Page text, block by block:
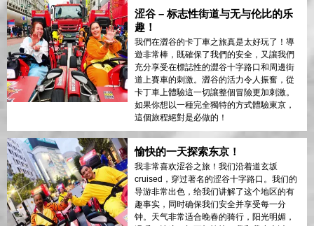
涩谷 – 标志性街道与无与伦比的乐
趣！
我們在澀谷的卡丁車之旅真是太好玩了！導
遊非常棒，既確保了我們的安全，又讓我們
充分享受在標誌性的澀谷十字路口和周邊街
道上賽車的刺激。澀谷的活力令人振奮，從
卡丁車上體驗這一切讓整個冒險更加刺激。
如果你想以一種完全獨特的方式體驗東京，
這個旅程絕對是必做的！
愉快的一天探索东京！
我非常喜欢涩谷之旅！我们沿着道玄坂
cruised，穿过著名的涩谷十字路口。我们的
导游非常出色，给我们讲解了这个地区的有
趣事实，同时确保我们安全并享受每一分
钟。天气非常适合晚春的骑行，阳光明媚，